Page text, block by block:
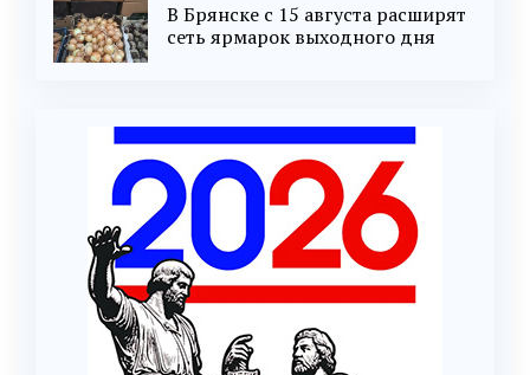
В Брянске с 15 августа расширят
сеть ярмарок выходного дня